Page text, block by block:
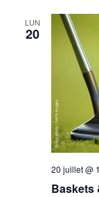
LUN
20
Baskets
20 juillet @